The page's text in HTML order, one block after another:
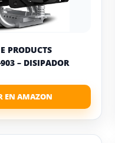
PRODUCTS
– DISIPADOR